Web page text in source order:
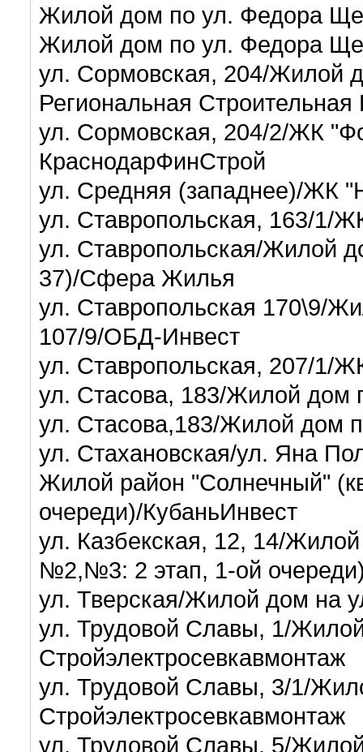
Жилой дом по ул. Федора
Жилой дом по ул. Федора
ул. Сормовская, 204/Жилой
Региональная
ул. Сормовская, 204/2/ЖК
КраснодарФинСтрой
ул. Средняя (западнее)/ЖК
ул. Ставропольская, 163/1/
ул. Ставропольская/Жилой
37)/Сфера Жилья
ул. Ставропольская 170\9/
107/9/ОБД-Инвест
ул. Ставропольская, 207/1/
ул. Стасова, 183/Жилой дом
ул. Стасова,183/Жилой дом
ул. Стахановская/ул. Яна
Жилой район "Солнечный"
очереди)/КубаньИнвест
ул. Казбекская, 12, 14/
№2,№3: 2 этап, 1-ой
ул. Тверская/Жилой дом на
ул. Трудовой Славы, 1/
Стройэлектросевкавмонтаж
ул. Трудовой Славы, 3/1/
Стройэлектросевкавмонтаж
ул. Трудовой Славы, 5/